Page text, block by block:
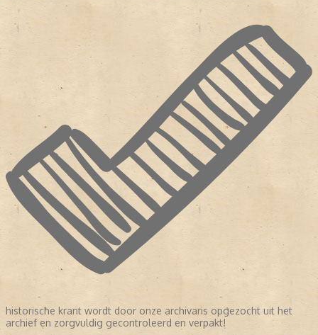
historische krant wordt door onze archivaris opgezocht uit het
archief en zorgvuldig gecontroleerd en verpakt!